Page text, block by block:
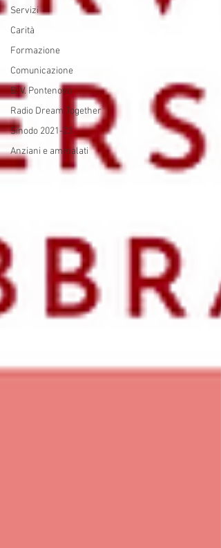
Servizi
Carità
Formazione
Comunicazione
B. V. Pontenovo
Radio Dream Together
Sinodo 2021-23
Anziani e ammalati